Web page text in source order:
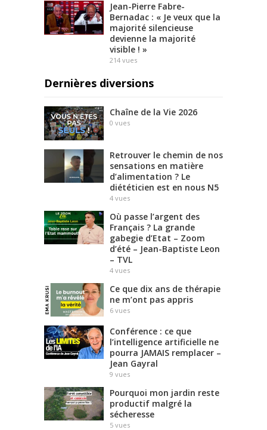
Jean-Pierre Fabre-
Bernadac : « Je veux que la
majorité silencieuse
devienne la majorité
visible ! »
214 vues
Dernières diversions
Chaîne de la Vie 2026
0 vues
Retrouver le chemin de nos
sensations en matière
d’alimentation ? Le
diététicien est en nous N5
4 vues
Où passe l’argent des
Français ? La grande
gabegie d’Etat – Zoom
d’été – Jean-Baptiste Leon
– TVL
4 vues
Ce que dix ans de thérapie
ne m’ont pas appris
6 vues
Conférence : ce que
l’intelligence artificielle ne
pourra JAMAIS remplacer –
Jean Gayral
9 vues
Pourquoi mon jardin reste
productif malgré la
sécheresse
5 vues